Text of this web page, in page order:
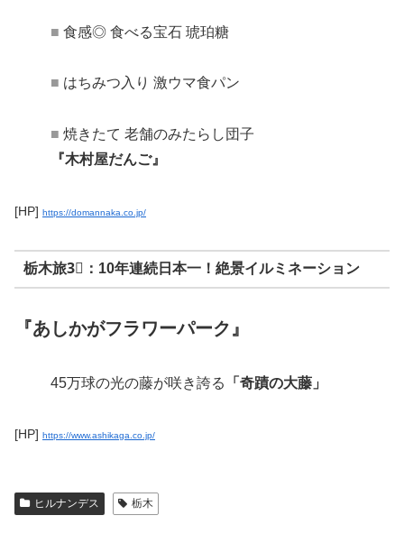
■ 食感◎ 食べる宝石 琥珀糖
■ はちみつ入り 激ウマ食パン
■ 焼きたて 老舗のみたらし団子
『木村屋だんご』
[HP] https://domannaka.co.jp/
栃木旅3⃣：10年連続日本一！絶景イルミネーション
『あしかがフラワーパーク』
45万球の光の藤が咲き誇る 「奇蹟の大藤」
[HP] https://www.ashikaga.co.jp/
ヒルナンデス 栃木